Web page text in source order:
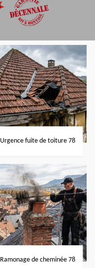
Urgence fuite de toiture 78
Ramonage de cheminée 78